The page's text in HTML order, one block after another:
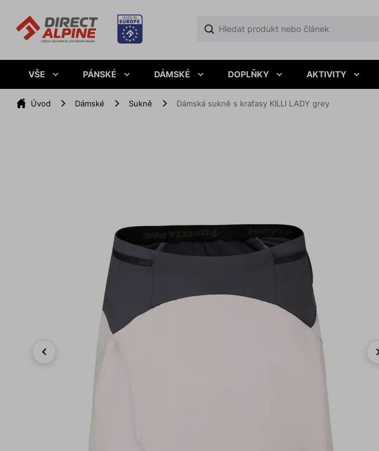
VŠE PÁNSKÉ DÁMSKÉ DOPLŇKY AKTIVITY
Úvod Dámské Sukně Dámská sukně s kraťasy KILLI LADY grey